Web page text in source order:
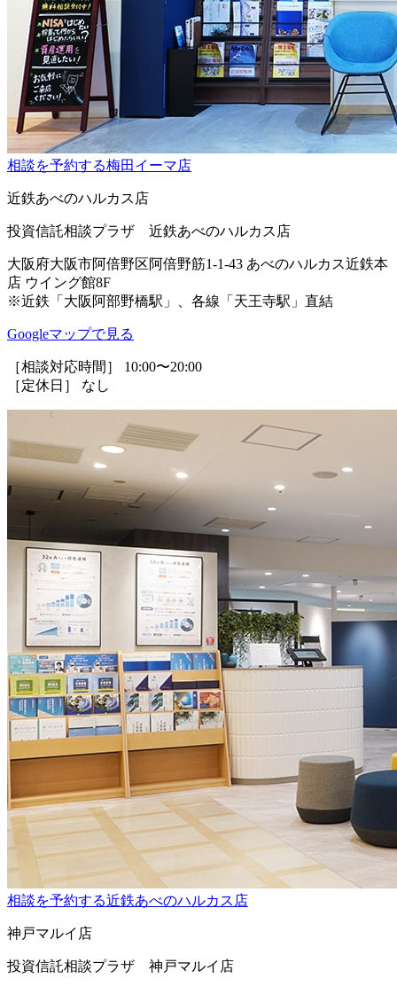
相談を予約する梅田イーマ店
近鉄あべのハルカス店
投資信託相談プラザ 近鉄あべのハルカス店
大阪府大阪市阿倍野区阿倍野筋1-1-43 あべのハルカス近鉄本
店 ウイング館8F
※近鉄「大阪阿部野橋駅」、各線「天王寺駅」直結
Googleマップで見る
［相談対応時間］ 10:00〜20:00
［定休日］ なし
相談を予約する近鉄あべのハルカス店
神戸マルイ店
投資信託相談プラザ 神戸マルイ店